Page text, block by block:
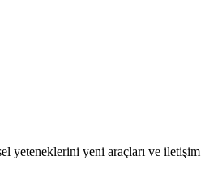
yeteneklerini yeni araçları ve iletişim